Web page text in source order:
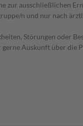
zur ausschließlichen
n und nur nach
Störungen oder
Auskunft über die